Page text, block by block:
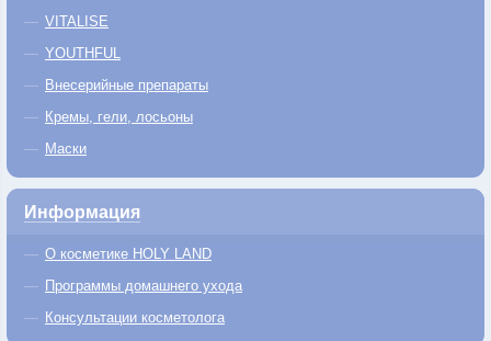
VITALISE
YOUTHFUL
Внесерийные препараты
Кремы, гели, лосьоны
Маски
Информация
О косметике HOLY LAND
Программы домашнего ухода
Консультации косметолога